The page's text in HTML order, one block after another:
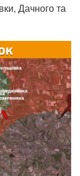
Дачного та